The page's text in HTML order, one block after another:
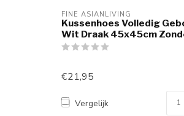
FINE ASIANLIVING
Kussenhoes Volledig
Wit Draak 45x45cm
€21,95
Vergelijk